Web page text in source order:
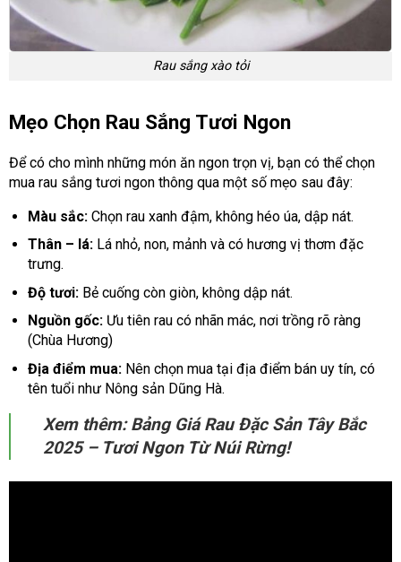
Rau sắng xào tỏi
Mẹo Chọn Rau Sắng Tươi Ngon
Để có cho mình những món ăn ngon trọn vị, bạn có thể chọn
mua rau sắng tươi ngon thông qua một số mẹo sau đây:
Màu sắc:Chọn rau xanh đậm, không héo úa, dập nát.
Thân – lá:Lá nhỏ, non, mảnh và có hương vị thơm đặc
trưng.
Độ tươi:Bẻ cuống còn giòn, không dập nát.
Nguồn gốc:Ưu tiên rau có nhãn mác, nơi trồng rõ ràng
(Chùa Hương)
Địa điểm mua:Nên chọn mua tại địa điểm bán uy tín, có
tên tuổi như Nông sản Dũng Hà.
Xem thêm: Bảng Giá Rau Đặc Sản Tây Bắc
2025 – Tươi Ngon Từ Núi Rừng!